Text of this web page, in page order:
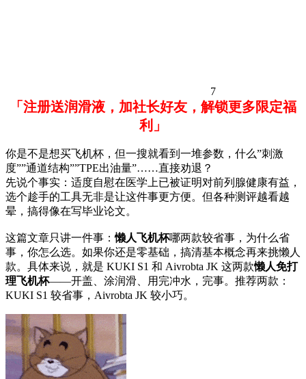
7
「注册送润滑液，加社长好友，解锁更多限定福
利」
你是不是想买飞机杯，但一搜就看到一堆参数，什么”刺激
度””通道结构””TPE出油量”……直接劝退？
先说个事实：适度自慰在医学上已被证明对前列腺健康有益，
选个趁手的工具无非是让这件事更方便。但各种测评越看越
晕，搞得像在写毕业论文。
这篇文章只讲一件事：懒人飞机杯哪两款较省事，为什么省
事，你怎么选。如果你还是零基础，搞清基本概念再来挑懒人
款。具体来说，就是 KUKI S1 和 Aivrobta JK 这两款懒人免打
理飞机杯——开盖、涂润滑、用完冲水，完事。推荐两款：
KUKI S1 较省事，Aivrobta JK 较小巧。